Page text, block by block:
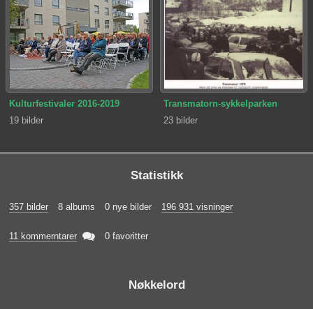
Kulturfestivaler 2016-2019
19 bilder
Transmatorn-sykkelparken
23 bilder
Statistikk
357 bilder 8 albums 0 nye bilder 196 931 visninger
11 kommerntarer  0 favoritter
Nøkkelord